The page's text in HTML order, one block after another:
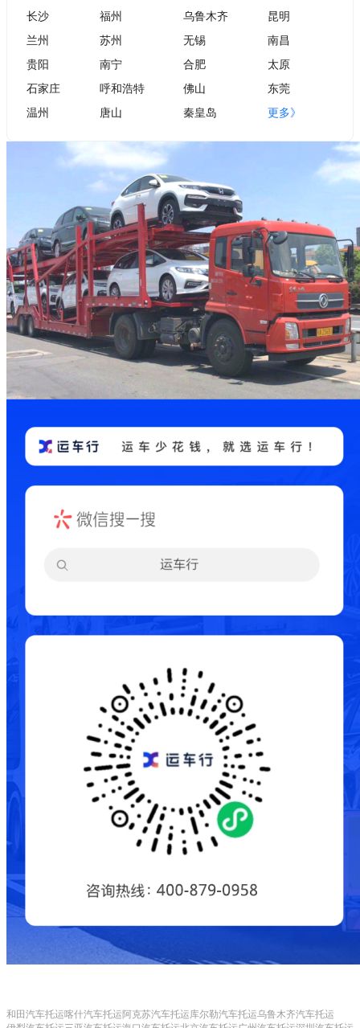
长沙
福州 乌鲁木齐
昆明
兰州
苏州 无锡
南昌
贵阳
南宁 合肥
太原
石家庄
呼和浩特 佛山
东莞
温州
唐山 秦皇岛 更多》
和田汽车托运喀什汽车托运阿克苏汽车托运库尔勒汽车托运乌鲁木齐汽车托运